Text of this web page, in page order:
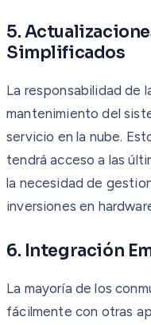
5.
Simplificados
La responsabilidad de
mantenimiento del
servicio en la nube.
tendrá acceso a las
la necesidad de
inversiones en
6. Integración
La mayoría de los
fácilmente con otras